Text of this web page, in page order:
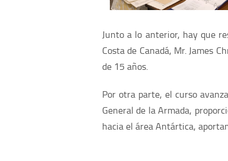
Junto a lo anterior, hay que
Costa de Canadá, Mr. James
de 15 años.
Por otra parte, el curso
General de la Armada,
hacia el área Antártica,